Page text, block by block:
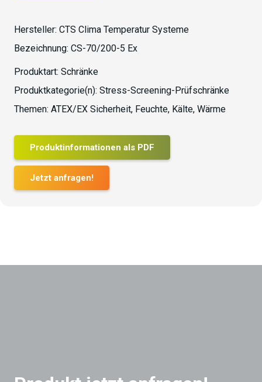
Hersteller: CTS Clima Temperatur Systeme
Bezeichnung: CS-70/200-5 Ex
Produktart: Schränke
Produktkategorie(n): Stress-Screening-Prüfschränke
Themen: ATEX/EX Sicherheit, Feuchte, Kälte, Wärme
Produktinformationen als PDF
Jetzt anfragen!